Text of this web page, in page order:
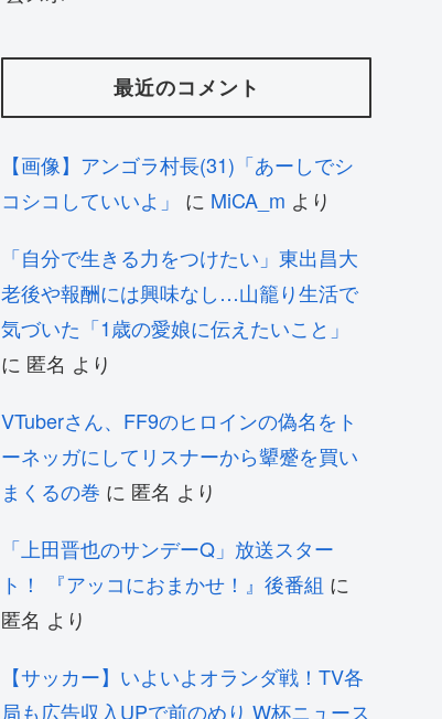
最近のコメント
【画像】アンゴラ村長(31)「あーしでシ
コシコしていいよ」
に MiCA_m より
「自分で生きる力をつけたい」東出昌大
老後や報酬には興味なし…山籠り生活で
気づいた「1歳の愛娘に伝えたいこと」
に 匿名 より
VTuberさん、FF9のヒロインの偽名をト
ーネッガにしてリスナーから顰蹙を買い
まくるの巻 に 匿名 より
「上田晋也のサンデーQ」放送スター
ト！ 『アッコにおまかせ！』後番組 に
匿名 より
【サッカー】いよいよオランダ戦！TV各
局も広告収入UPで前のめり W杯ニュース